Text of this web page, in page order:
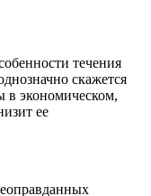
течения
скажется
в экономическом,
ее